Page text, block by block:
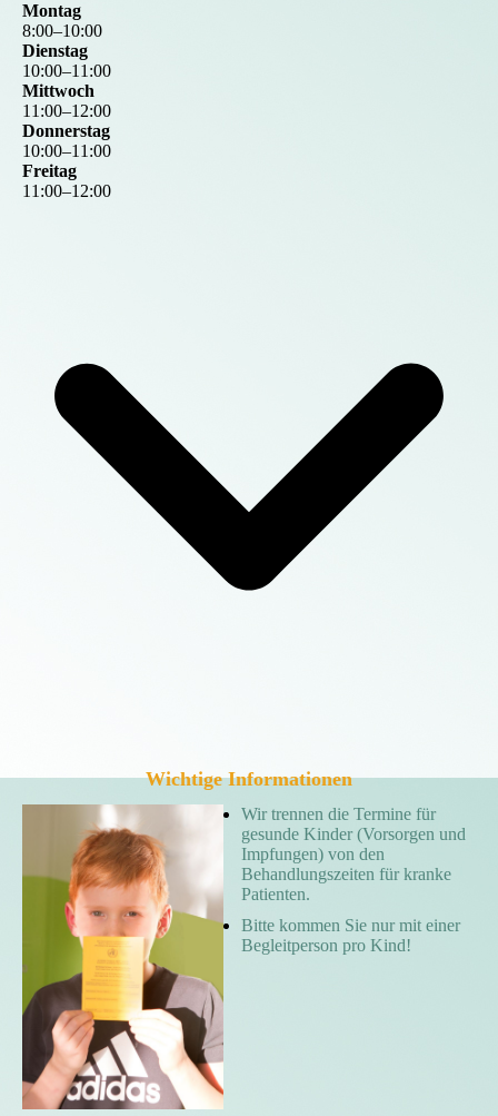
Montag
8:00–10:00
Dienstag
10:00–11 :00
Mittwoch
11 :00–12:00
Donnerstag
10:00–11 :00
Freitag
11 :00–12:00
Wichtige Informationen
Wir trennen die Termine für
gesunde Kinder (Vorsorgen und
Impfungen) von den
Behandlungszeiten für kranke
Patienten.
Bitte kommen Sie nur mit einer
Begleitperson pro Kind!